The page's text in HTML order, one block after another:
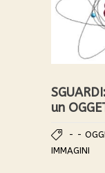
un
- -
IMMAGINI